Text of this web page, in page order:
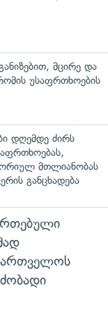
მცირე და
უსაფრთხოების
დღემდე ძირს
მთლიანობას
განცხადება